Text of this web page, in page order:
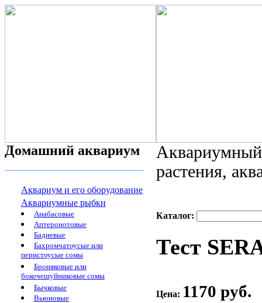
Домашний аквариум
Аквариум и его оборудование
Аквариумные рыбки
Анабасовые
Аптеронотовые
Бадиевые
Бахромчатоусые или
перистоусые сомы
Броняковые или
бокочешуйниковые сомы
Бычковые
Вьюновые
растения,
Каталог:
Тест
Цена: 1170 руб.